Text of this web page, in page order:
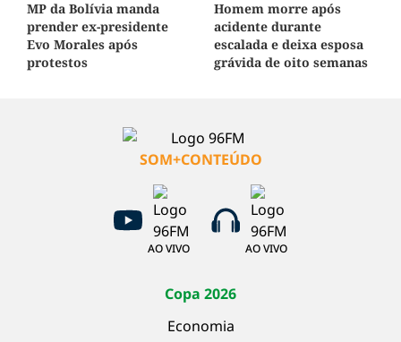
MP da Bolívia manda
prender ex-presidente
Evo Morales após
protestos
Homem morre após
acidente durante
escalada e deixa esposa
grávida de oito semanas
SOM+CONTEÚDO
AO VIVO AO VIVO
Copa 2026
Economia